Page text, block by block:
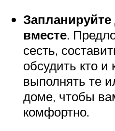
вместе.
сесть,
обсудить кто и
выполнять те
доме, чтобы
комфортно.